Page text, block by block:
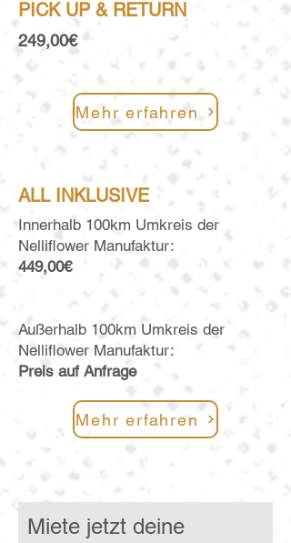
PICK UP & RETURN
249,00€
Mehr erfahren
ALL INKLUSIVE
Innerhalb 100km Umkreis der
Nelliflower Manufaktur:
449,00€
Außerhalb 100km Umkreis der
Nelliflower Manufaktur:
Preis auf Anfrage
Mehr erfahren
Miete jetzt deine